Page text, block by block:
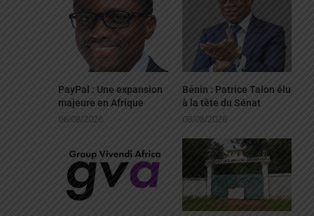
PayPal : Une expansion
majeure en Afrique
06/08/2026
Bénin : Patrice Talon élu
à la tête du Sénat
06/08/2026